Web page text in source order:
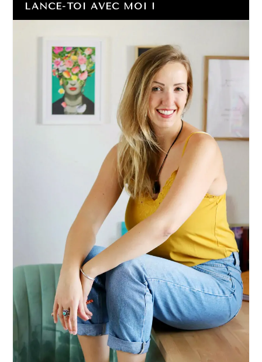
LANCE-TOI AVEC MOI !